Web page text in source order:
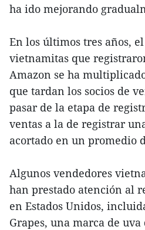
ha ido mejorando
En los últimos tres años,
vietnamitas que
Amazon se ha
que tardan los socios de
pasar de la etapa de
ventas a la de registrar
acortado en un promedio
Algunos vendedores
han prestado atención al
en Estados Unidos,
Grapes, una marca de